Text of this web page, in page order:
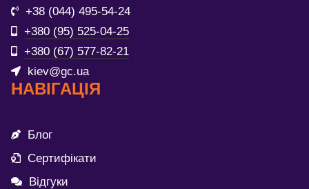
+38 (044) 495-54-24
+380 (95) 525-04-25
+380 (67) 577-82-21
kiev@gc.ua
НАВІГАЦІЯ
Блог
Сертифікати
Відгуки